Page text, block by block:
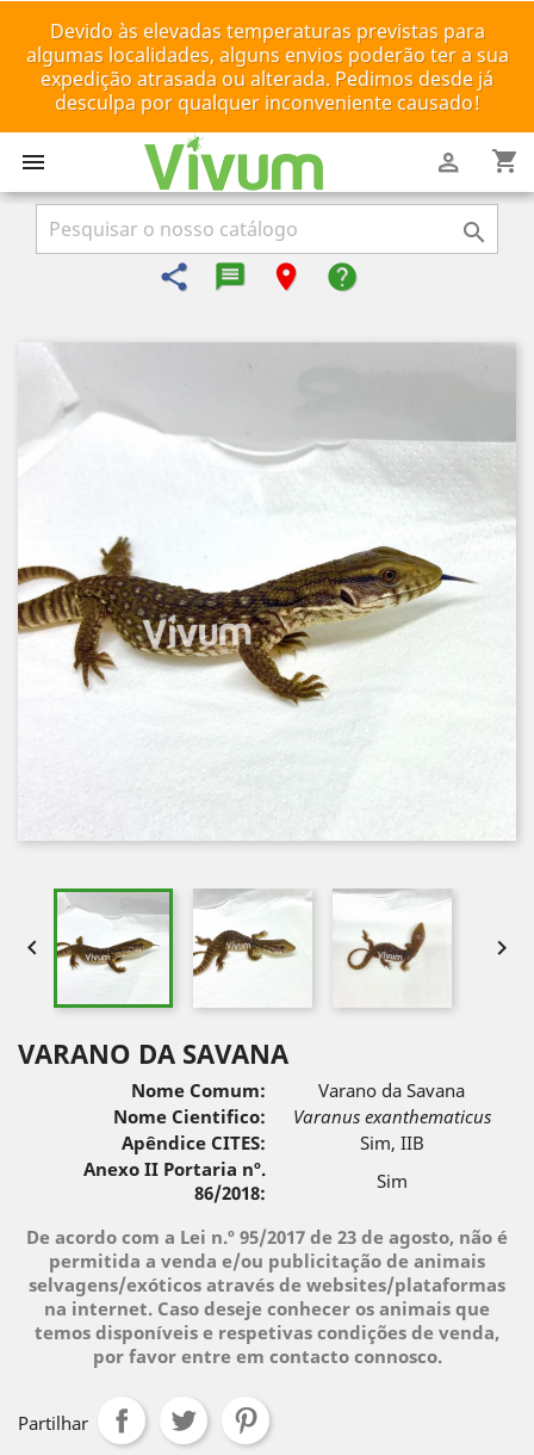
Devido às elevadas temperaturas previstas para
algumas localidades, alguns envios poderão ter a sua
expedição atrasada ou alterada. Pedimos desde já
desculpa por qualquer inconveniente causado!
 shopping_cart


share message-reply-text
room help
 
VARANO DA SAVANA
Nome Comum:
Varano da Savana
Nome Cientifico:
Varanus exanthematicus
Apêndice CITES:
Sim, IIB
Anexo II Portaria nº.
86/2018:
Sim
De acordo com a Lei n.º 95/2017 de 23 de agosto, não é
permitida a venda e/ou publicitação de animais
selvagens/exóticos através de websites/plataformas
na internet. Caso deseje conhecer os animais que
temos disponíveis e respetivas condições de venda,
por favor entre em contacto connosco.
Partilhar